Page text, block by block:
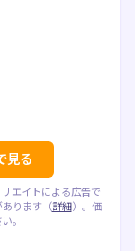
見る
エイトによる広告で
ります（詳細）。価
。